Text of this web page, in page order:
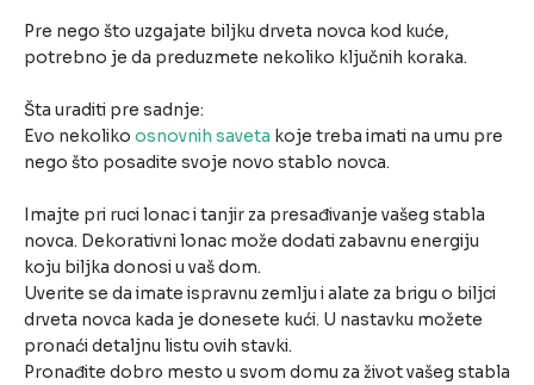
Pre nego što uzgajate biljku drveta novca kod kuće,
potrebno je da preduzmete nekoliko ključnih koraka.
Šta uraditi pre sadnje:
Evo nekoliko osnovnih saveta koje treba imati na umu pre
nego što posadite svoje novo stablo novca.
Imajte pri ruci lonac i tanjir za presađivanje vašeg stabla
novca. Dekorativni lonac može dodati zabavnu energiju
koju biljka donosi u vaš dom.
Uverite se da imate ispravnu zemlju i alate za brigu o biljci
drveta novca kada je donesete kući. U nastavku možete
pronaći detaljnu listu ovih stavki.
Pronađite dobro mesto u svom domu za život vašeg stabla